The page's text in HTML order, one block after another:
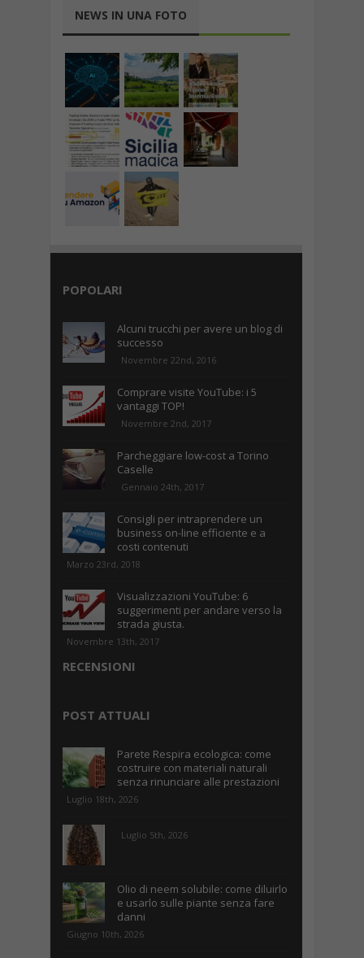
NEWS IN UNA FOTO
POPOLARI
Alcuni trucchi per avere un blog di
successo
Novembre 22nd, 2016
Comprare visite YouTube: i 5
vantaggi TOP!
Novembre 2nd, 2017
Parcheggiare low-cost a Torino
Caselle
Gennaio 24th, 2017
Consigli per intraprendere un
business on-line efficiente e a
costi contenuti
Marzo 23rd, 2018
Visualizzazioni YouTube: 6
suggerimenti per andare verso la
strada giusta.
Novembre 13th, 2017
RECENSIONI
POST ATTUALI
Parete Respira ecologica: come
costruire con materiali naturali
senza rinunciare alle prestazioni
Luglio 18th, 2026
Luglio 5th, 2026
Olio di neem solubile: come diluirlo
e usarlo sulle piante senza fare
danni
Giugno 10th, 2026